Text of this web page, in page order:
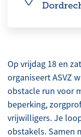
Op vrijdag 18 en
organiseert ASVZ
obstacle run voor
beperking,
vrijwilligers. Je
obstakels. Samen